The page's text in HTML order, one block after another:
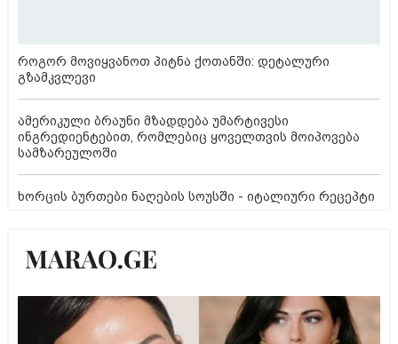
როგორ მოვიყვანოთ პიტნა ქოთანში: დეტალური
გზამკვლევი
ამერიკული ბრაუნი მზადდება უმარტივესი
ინგრედიენტებით, რომლებიც ყოველთვის მოიპოვება
სამზარეულოში
ხორცის ბურთები ნაღების სოუსში - იტალიური რეცეპტი